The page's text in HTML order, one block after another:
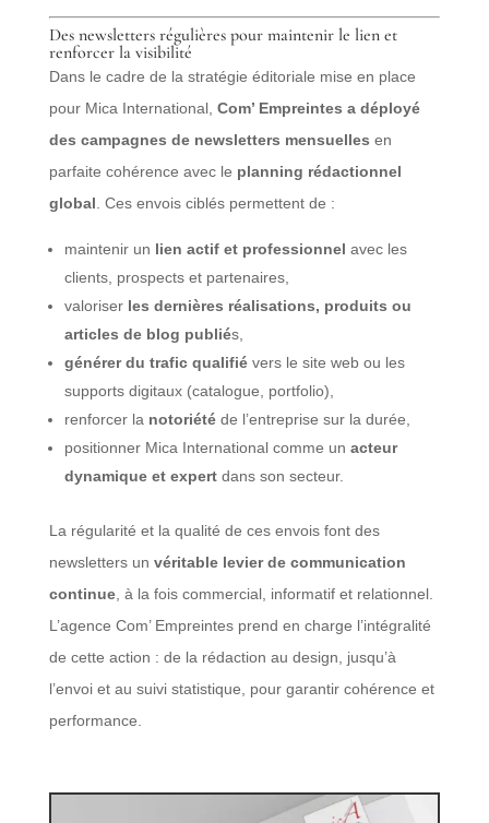
Des newsletters régulières pour maintenir le lien et
renforcer la visibilité
Dans le cadre de la stratégie éditoriale mise en place
pour Mica International, Com’ Empreintes a déployé
des campagnes de newsletters mensuelles en
parfaite cohérence avec le planning rédactionnel
global . Ces envois ciblés permettent de :
maintenir un lien actif et professionnel avec les
clients, prospects et partenaires,
valoriser les dernières réalisations, produits ou
articles de blog publiés,
générer du trafic qualifiévers le site web ou les
supports digitaux (catalogue, portfolio),
renforcer la notoriétéde l’entreprise sur la durée,
positionner Mica International comme un acteur
dynamique et expertdans son secteur.
La régularité et la qualité de ces envois font des
newsletters un véritable levier de communication
continue, à la fois commercial, informatif et relationnel.
L’agence Com’ Empreintes prend en charge l’intégralité
de cette action : de la rédaction au design, jusqu’à
l’envoi et au suivi statistique, pour garantir cohérence et
performance.